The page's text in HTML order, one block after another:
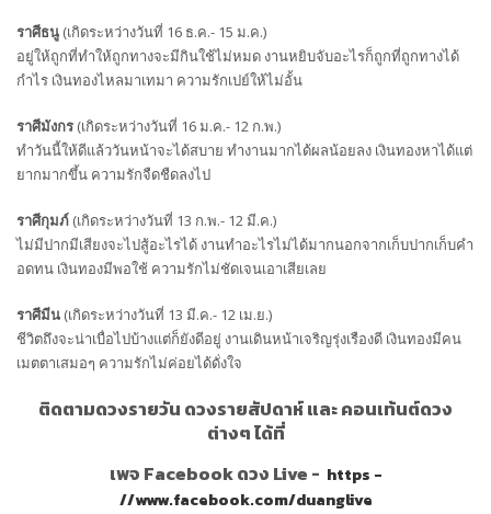
ราศีธนู (เกิดระหว่างวันที่ 16 ธ.ค.- 15 ม.ค.)
อยู่ให้ถูกที่ทำให้ถูกทางจะมีกินใช้ไม่หมด งานหยิบจับอะไรก็ถูกที่ถูกทางได้
กำไร เงินทองไหลมาเทมา ความรักเปย์ให้ไม่อั้น
ราศีมังกร (เกิดระหว่างวันที่ 16 ม.ค.- 12 ก.พ.)
ทำวันนี้ให้ดีแล้ววันหน้าจะได้สบาย ทำงานมากได้ผลน้อยลง เงินทองหาได้แต่
ยากมากขึ้น ความรักจืดชืดลงไป
ราศีกุมภ์ (เกิดระหว่างวันที่ 13 ก.พ.- 12 มี.ค.)
ไม่มีปากมีเสียงจะไปสู้อะไรได้ งานทำอะไรไม่ได้มากนอกจากเก็บปากเก็บคำ
อดทน เงินทองมีพอใช้ ความรักไม่ชัดเจนเอาเสียเลย
ราศีมีน (เกิดระหว่างวันที่ 13 มี.ค.- 12 เม.ย.)
ชีวิตถึงจะน่าเบื่อไปบ้างแต่ก็ยังดีอยู่ งานเดินหน้าเจริญรุ่งเรืองดี เงินทองมีคน
เมตตาเสมอๆ ความรักไม่ค่อยได้ดั่งใจ
ติดตามดวงรายวัน ดวงรายสัปดาห์ และ คอนเท้นต์ดวง
ต่างๆ ได้ที่
เพจ Facebook ดวง Live - https -
//www.facebook.com/duanglive